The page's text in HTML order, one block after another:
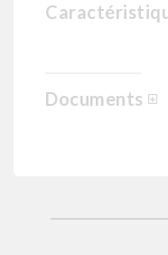
Documents